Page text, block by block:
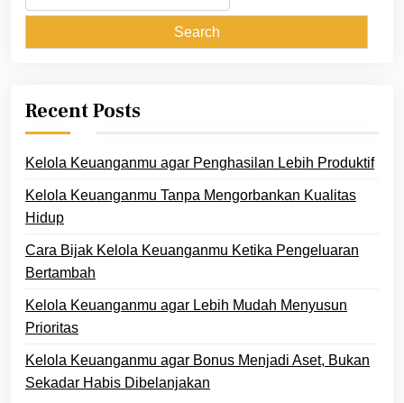
for:
Recent Posts
Kelola Keuanganmu agar Penghasilan Lebih Produktif
Kelola Keuanganmu Tanpa Mengorbankan Kualitas
Hidup
Cara Bijak Kelola Keuanganmu Ketika Pengeluaran
Bertambah
Kelola Keuanganmu agar Lebih Mudah Menyusun
Prioritas
Kelola Keuanganmu agar Bonus Menjadi Aset, Bukan
Sekadar Habis Dibelanjakan